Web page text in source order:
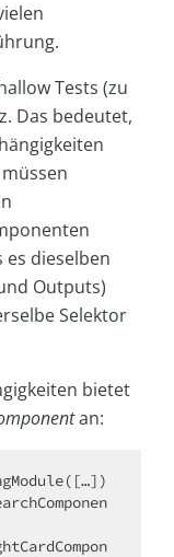
Tests (zu
Das bedeutet,
dieselben
Outputs)
Selektor
bietet
an: